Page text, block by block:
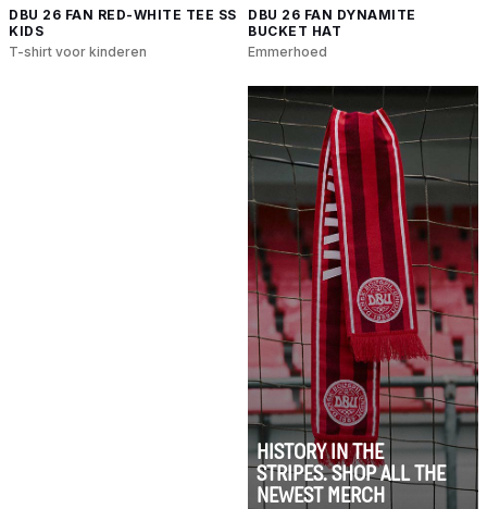
DBU 26 FAN RED-WHITE TEE SS
KIDS
T-shirt voor kinderen
DBU 26 FAN DYNAMITE
BUCKET HAT
Emmerhoed
HISTORY IN THE
STRIPES. SHOP ALL THE
NEWEST MERCH